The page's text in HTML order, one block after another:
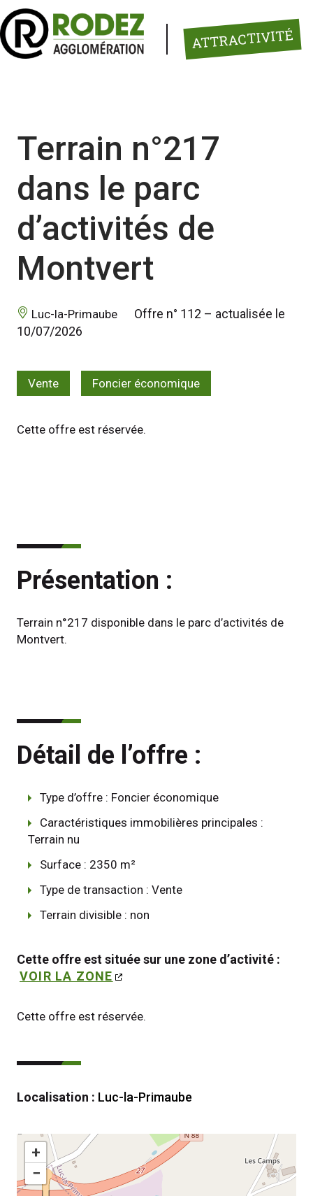
ATTRACTIVITÉ
Terrain n°217
dans le parc
d’activités de
Montvert
Luc-la-Primaube
Offre n° 112 – actualisée le
10/07/2026
Vente Foncier économique
Cette offre est réservée.
Présentation :
Terrain n°217 disponible dans le parc d’activités de
Montvert.
Détail de l’offre :
Type d’offre : Foncier économique
Caractéristiques immobilières principales :
Terrain nu
Surface : 2350 m²
Type de transaction : Vente
Terrain divisible : non
VOIR LA ZONE
Cette offre est réservée.
Localisation : Luc-la-Primaube
+
−